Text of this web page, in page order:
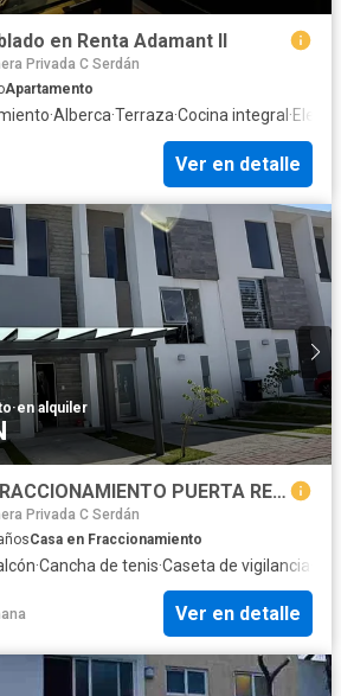
en Renta Adamant II
Privada C Serdán
Apartamento
·Alberca·Terraza·Cocina integral ·
Ver en detalle
·en alquiler
CASA EN RENTA FRACCIONAMIENTO PUERTA REAL SAN BERNARDINO TLAXCALANCINGO PUE
Privada C Serdán
Casa en Fraccionamiento
·Cancha de tenis·Caseta de vigilancia
Ver en detalle